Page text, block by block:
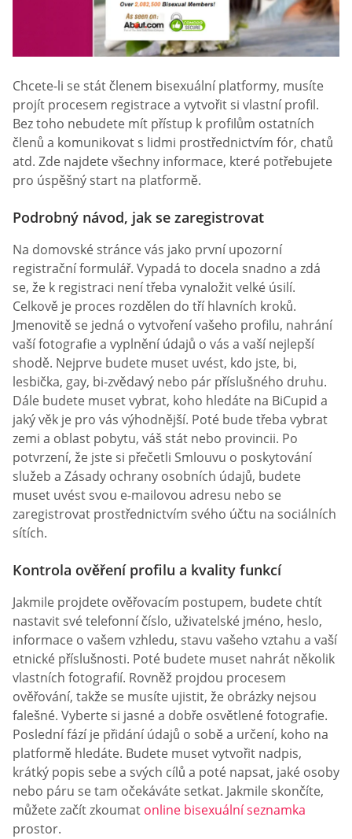
Chcete-li se stát členem bisexuální platformy, musíte
projít procesem registrace a vytvořit si vlastní profil.
Bez toho nebudete mít přístup k profilům ostatních
členů a komunikovat s lidmi prostřednictvím fór, chatů
atd. Zde najdete všechny informace, které potřebujete
pro úspěšný start na platformě.
Podrobný návod, jak se zaregistrovat
Na domovské stránce vás jako první upozorní
registrační formulář. Vypadá to docela snadno a zdá
se, že k registraci není třeba vynaložit velké úsilí.
Celkově je proces rozdělen do tří hlavních kroků.
Jmenovitě se jedná o vytvoření vašeho profilu, nahrání
vaší fotografie a vyplnění údajů o vás a vaší nejlepší
shodě. Nejprve budete muset uvést, kdo jste, bi,
lesbička, gay, bi-zvědavý nebo pár příslušného druhu.
Dále budete muset vybrat, koho hledáte na BiCupid a
jaký věk je pro vás výhodnější. Poté bude třeba vybrat
zemi a oblast pobytu, váš stát nebo provincii. Po
potvrzení, že jste si přečetli Smlouvu o poskytování
služeb a Zásady ochrany osobních údajů, budete
muset uvést svou e-mailovou adresu nebo se
zaregistrovat prostřednictvím svého účtu na sociálních
sítích.
Kontrola ověření profilu a kvality funkcí
Jakmile projdete ověřovacím postupem, budete chtít
nastavit své telefonní číslo, uživatelské jméno, heslo,
informace o vašem vzhledu, stavu vašeho vztahu a vaší
etnické příslušnosti. Poté budete muset nahrát několik
vlastních fotografií. Rovněž projdou procesem
ověřování, takže se musíte ujistit, že obrázky nejsou
falešné. Vyberte si jasné a dobře osvětlené fotografie.
Poslední fází je přidání údajů o sobě a určení, koho na
platformě hledáte. Budete muset vytvořit nadpis,
krátký popis sebe a svých cílů a poté napsat, jaké osoby
nebo páru se tam očekáváte setkat. Jakmile skončíte,
můžete začít zkoumat online bisexuální seznamka
prostor.